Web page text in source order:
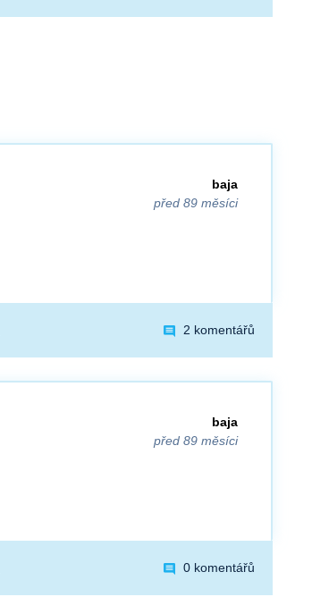
baja
před 89 měsíci
2 komentářů
baja
před 89 měsíci
0 komentářů